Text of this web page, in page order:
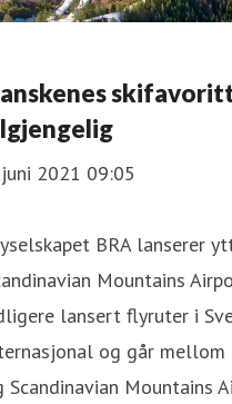
2021 09:05
BRA lanserer
Mountains
lansert flyruter i
og går mellom
Scandinavian Mountains